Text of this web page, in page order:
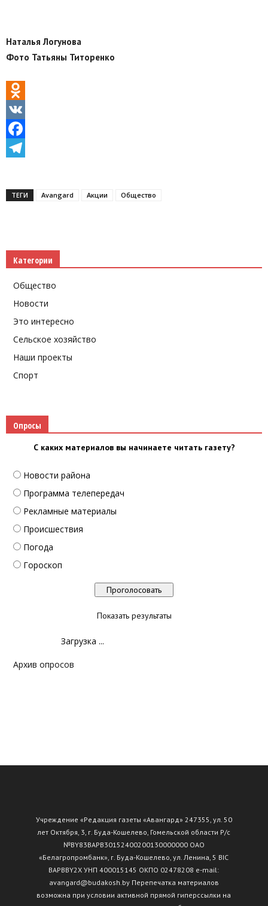
Наталья Логунова
Фото Татьяны Титоренко
Odnoklassniki
VK
Facebook
ТЕГИ Avаngard Акции Общество
Категории
Общество
Новости
Это интересно
Сельское хозяйство
Наши проекты
Спорт
Опросы
С каких материалов вы начинаете читать газету?
Новости района
Программа телепередач
Рекламные материалы
Происшествия
Погода
Гороскоп
Показать результаты
Загрузка ...
Архив опросов
Учреждение «Редакция газеты «Авангард» 247355, ул. 50
лет Октября, 3, г. Буда-Кошелево, Гомельской области Р/с
№ВY83ВАРВ30152400200130000000 ОАО
«Белагропромбанк», г. Буда-Кошелево, ул. Ленина, 5 BIC
BAPBBY2X УНП 400015145 ОКПО 02478208 e-mail:
avangard@budakosh.by Перепечатка материалов
возможна при условии активной прямой гиперссылки на